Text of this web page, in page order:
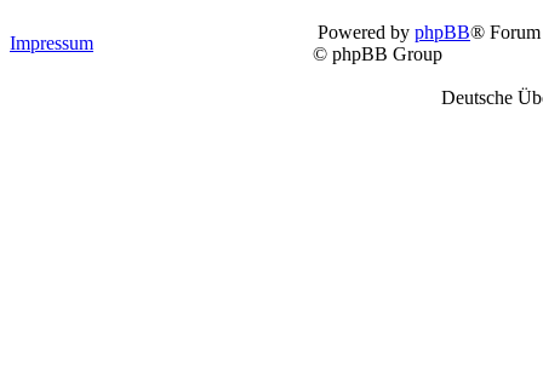
Impressum
Powered by phpBB® Forum
© phpBB Group
Deutsche